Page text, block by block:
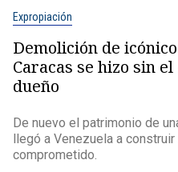
Expropiación
Demolición de
Caracas se hizo sin
dueño
De nuevo el patrimonio de
llegó a Venezuela a
comprometido.